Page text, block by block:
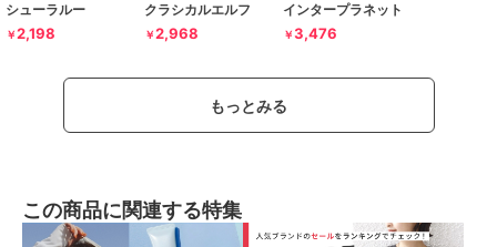
シューラルー
￥2,198
クラシカルエルフ
￥2,968
インタープラネット
￥3,476
もっとみる
この商品に関連する特集